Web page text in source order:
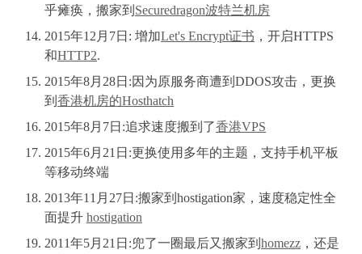
乎瘫痪，搬家到 Securedragon波特兰机房
2015年12月7日: 增加Let's Encrypt证书 ，开启HTTPS
和HTTP2.
2015年8月28日:因为原服务商遭到DDOS攻击，更换
到 香港机房的Hosthatch
2015年8月7日:追求速度搬到了香港VPS
2015年6月21日:更换使用多年的主题，支持手机平板
等移动终端
2013年11月27日:搬家到hostigation家，速度稳定性全
面提升 hostigation
2011年5月21日:兜了一圈最后又搬家到 homezz ，还是